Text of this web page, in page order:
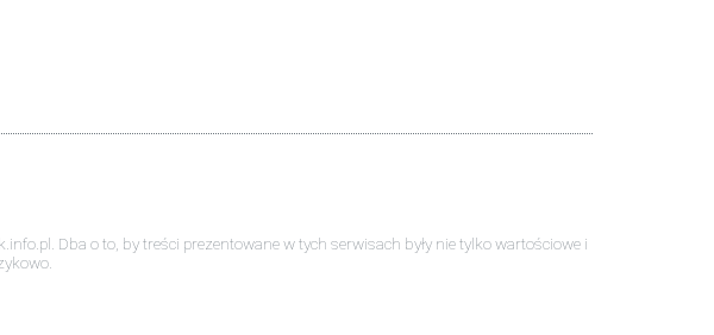
Dba o to, by treści prezentowane w tych serwisach były nie tylko wartościowe i